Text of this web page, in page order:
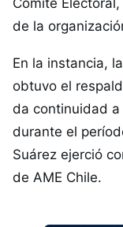
Comité
de la
En la instancia,
obtuvo el
da continuidad
durante el
Suárez ejerció
de AME Chile.